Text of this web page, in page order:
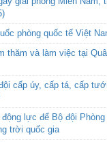
phòng quốc tế Việt
thăm và làm việc tại
cấp úy, cấp tá, cấp
lực để Bộ đội
trời quốc gia